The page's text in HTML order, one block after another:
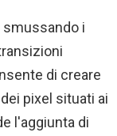
smussando i
di creare
pixel situati ai
l'aggiunta di